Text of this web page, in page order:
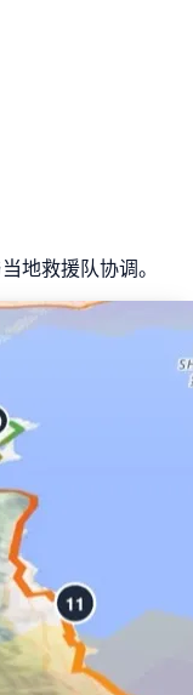
地救援队协调。